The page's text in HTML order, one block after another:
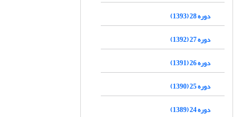
دوره 28 (1393)
دوره 27 (1392)
دوره 26 (1391)
دوره 25 (1390)
دوره 24 (1389)